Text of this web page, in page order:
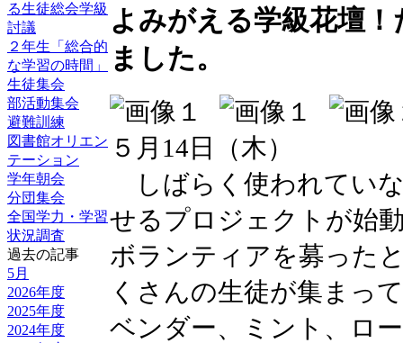
る生徒総会学級
討議
２年生「総合的
な学習の時間」
生徒集会
部活動集会
避難訓練
図書館オリエン
テーション
学年朝会
分団集会
全国学力・学習
状況調査
過去の記事
5月
2026年度
2025年度
2024年度
よみがえる学級花壇
ました。
５月14日（木）
しばらく使われてい
せるプロジェクトが始
ボランティアを募った
くさんの生徒が集まっ
ベンダー、ミント、ロ